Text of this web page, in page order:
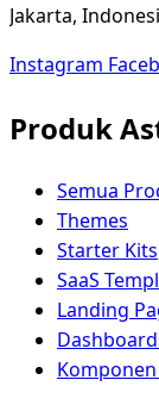
Jakarta,
Instagram
Produk
Semua
Themes
Starter Kits
SaaS
Landing